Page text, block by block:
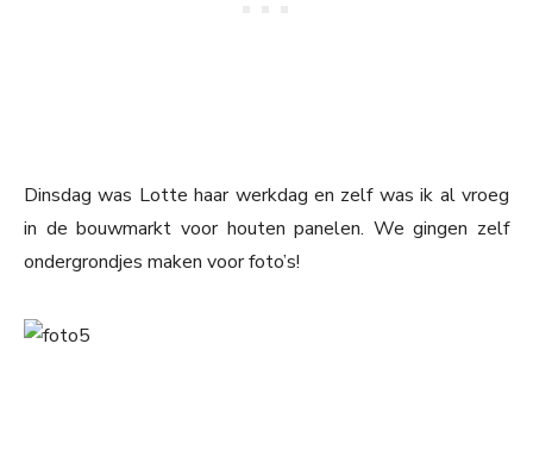
Dinsdag was Lotte haar werkdag en zelf was ik al vroeg
in de bouwmarkt voor houten panelen. We gingen zelf
ondergrondjes maken voor foto’s!